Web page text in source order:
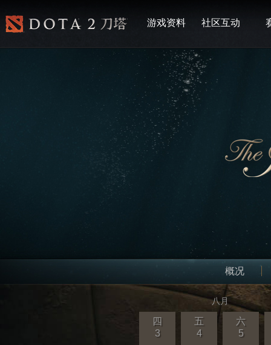
游戏资料 社区互动
概况
八月
四
3
五
4
六
5